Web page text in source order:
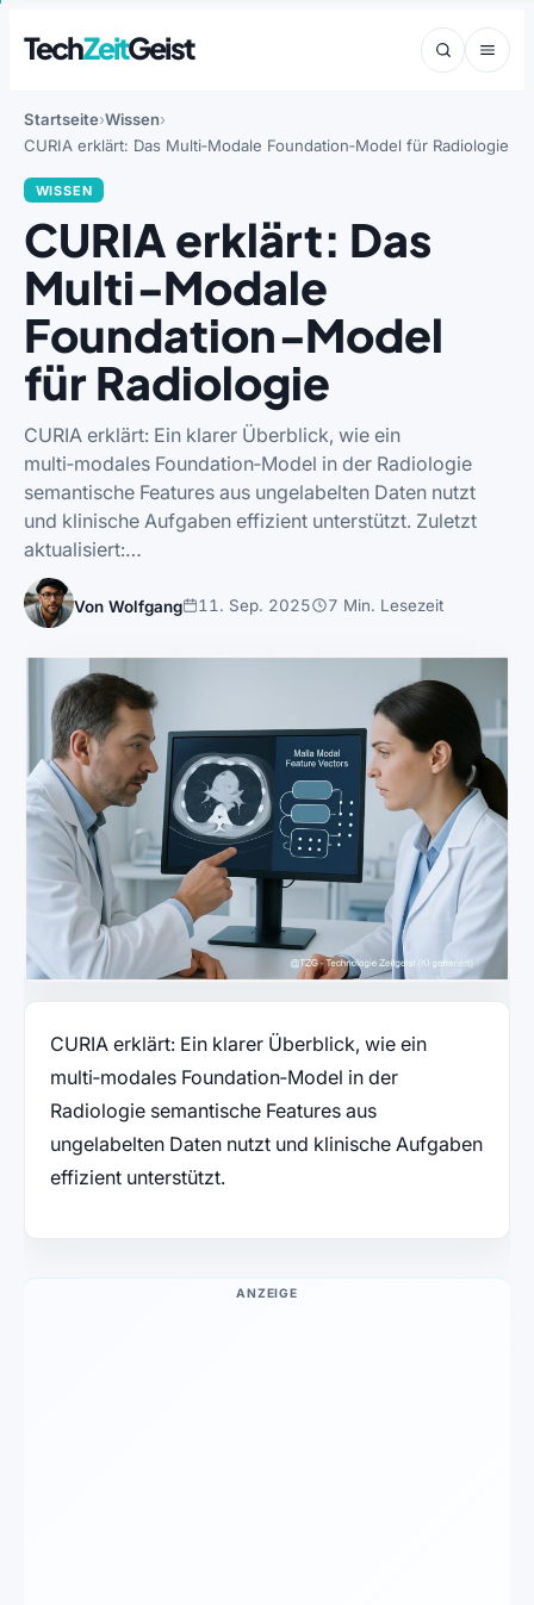
TechZeitGeist
Startseite Wissen
CURIA erklärt: Das Multi‑Modale Foundation‑Model für Radiologie
WISSEN
CURIA erklärt: Das
Multi‑Modale
Foundation‑Model
für Radiologie
CURIA erklärt: Ein klarer Überblick, wie ein
multi‑modales Foundation‑Model in der Radiologie
semantische Features aus ungelabelten Daten nutzt
und klinische Aufgaben effizient unterstützt. Zuletzt
aktualisiert:…
Von Wolfgang 11. Sep. 2025 7 Min. Lesezeit
CURIA erklärt: Ein klarer Überblick, wie ein
multi‑modales Foundation‑Model in der
Radiologie semantische Features aus
ungelabelten Daten nutzt und klinische Aufgaben
effizient unterstützt.
ANZEIGE